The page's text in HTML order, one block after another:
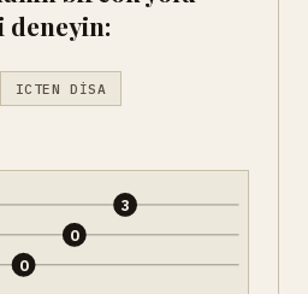
ICTEN DISA
0
0
3